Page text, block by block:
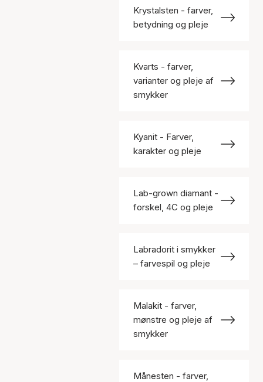
Krystalsten - farver,
betydning og pleje
Kvarts - farver,
varianter og pleje af
smykker
Kyanit - Farver,
karakter og pleje
Lab-grown diamant -
forskel, 4C og pleje
Labradorit i smykker
– farvespil og pleje
Malakit - farver,
mønstre og pleje af
smykker
Månesten - farver,